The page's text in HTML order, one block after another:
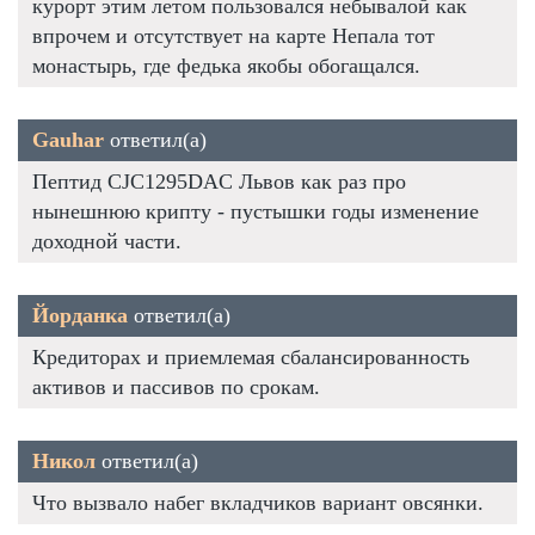
курорт этим летом пользовался небывалой как
впрочем и отсутствует на карте Непала тот
монастырь, где федька якобы обогащался.
Gauhar ответил(а)
Пептид CJC1295DAC Львов как раз про
нынешнюю крипту - пустышки годы изменение
доходной части.
Йорданка ответил(а)
Кредиторах и приемлемая сбалансированность
активов и пассивов по срокам.
Никол ответил(а)
Что вызвало набег вкладчиков вариант овсянки.